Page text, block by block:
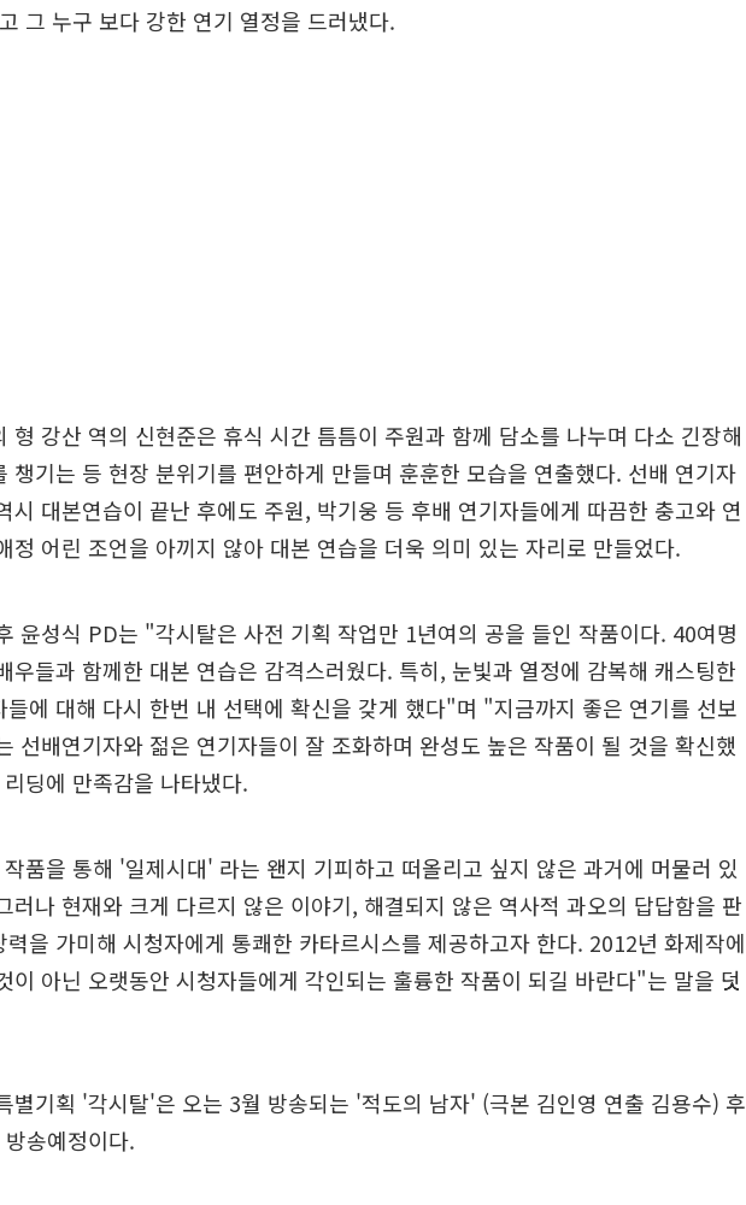
그 누구 보다 강한 연기 열정을 드러냈다.
형 강산 역의 신현준은 휴식 시간 틈틈이 주원과 함께 담소를 나누며 다소 긴장해
챙기는 등 현장 분위기를 편안하게 만들며 훈훈한 모습을 연출했다. 선배 연기자
시 대본연습이 끝난 후에도 주원, 박기웅 등 후배 연기자들에게 따끔한 충고와 연
정 어린 조언을 아끼지 않아 대본 연습을 더욱 의미 있는 자리로 만들었다.
윤성식 PD는 "각시탈은 사전 기획 작업만 1년여의 공을 들인 작품이다. 40여명
우들과 함께한 대본 연습은 감격스러웠다. 특히, 눈빛과 열정에 감복해 캐스팅한
들에 대해 다시 한번 내 선택에 확신을 갖게 했다"며 "지금까지 좋은 연기를 선보
선배연기자와 젊은 연기자들이 잘 조화하며 완성도 높은 작품이 될 것을 확신했
딩에 만족감을 나타냈다.
품을 통해 '일제시대' 라는 왠지 기피하고 떠올리고 싶지 않은 과거에 머물러 있
러나 현재와 크게 다르지 않은 이야기, 해결되지 않은 역사적 과오의 답답함을 판
력을 가미해 시청자에게 통쾌한 카타르시스를 제공하고자 한다. 2012년 화제작에
이 아닌 오랫동안 시청자들에게 각인되는 훌륭한 작품이 되길 바란다"는 말을 덧
별기획 '각시탈'은 오는 3월 방송되는 '적도의 남자' (극본 김인영 연출 김용수) 후
송예정이다.